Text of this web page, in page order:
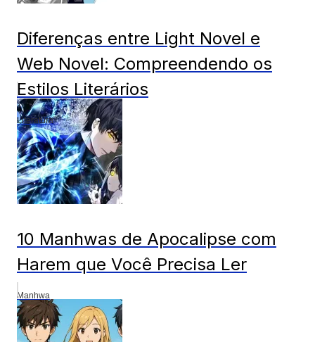
Diferenças entre Light Novel e
Web Novel: Compreendendo os
Estilos Literários
Literatura
10 Manhwas de Apocalipse com
Harem que Você Precisa Ler
Manhwa